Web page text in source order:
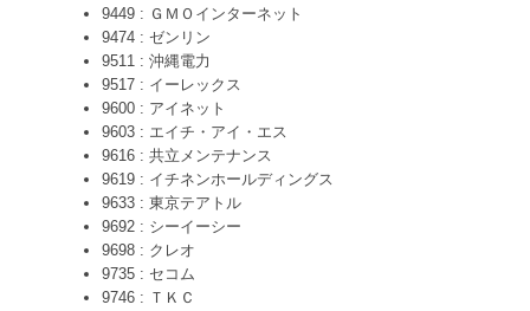
9449 : ＧＭＯインターネット
9474 : ゼンリン
9511 : 沖縄電力
9517 : イーレックス
9600 : アイネット
9603 : エイチ・アイ・エス
9616 : 共立メンテナンス
9619 : イチネンホールディングス
9633 : 東京テアトル
9692 : シーイーシー
9698 : クレオ
9735 : セコム
9746 : ＴＫＣ